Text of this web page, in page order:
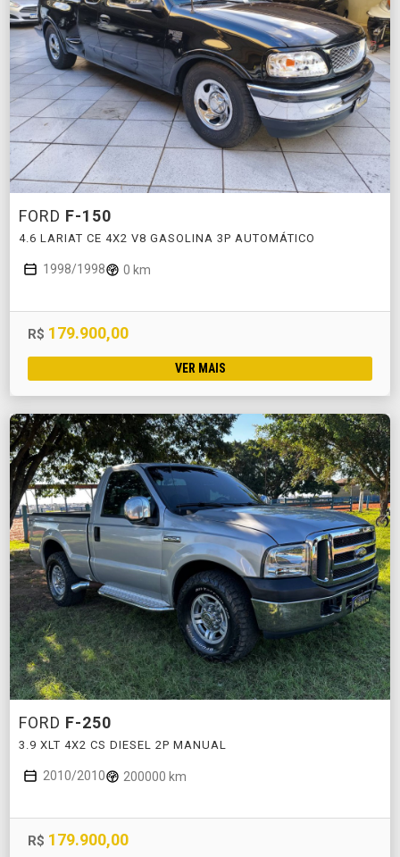
FORD F-150
4.6 LARIAT CE 4X2 V8 GASOLINA 3P AUTOMÁTICO
1998/1998 0 km
R$ 179.900,00
VER MAIS
FORD F-250
3.9 XLT 4X2 CS DIESEL 2P MANUAL
2010/2010 200000 km
R$ 179.900,00